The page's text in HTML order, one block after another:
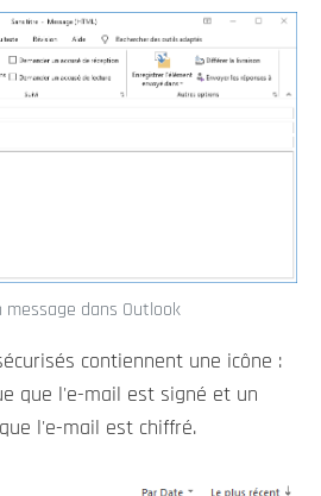
message dans Outlook
contiennent une icône :
que l'e-mail est signé et un
l'e-mail est chiffré.